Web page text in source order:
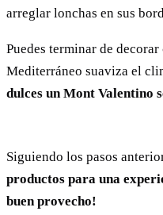
arreglar lonchas en sus
Puedes terminar de
Mediterráneo suaviza el
dulces un Mont Valentino
Siguiendo los pasos
productos para una
buen provecho!